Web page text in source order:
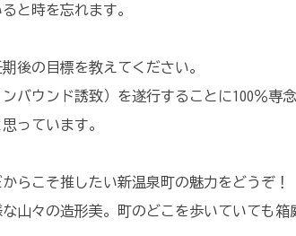
と時を忘れます。
後の目標を教えてください。
バウンド誘致）を遂行することに100％専
っています。
らこそ推したい新温泉町の魅力をどうぞ！
山々の造形美。町のどこを歩いていても箱